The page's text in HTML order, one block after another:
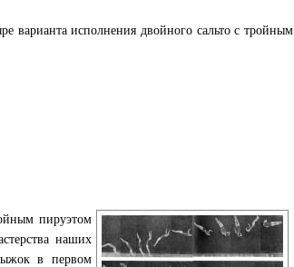
варианта исполнения двойного сальто с тройным
пируэтом
наших
в первом